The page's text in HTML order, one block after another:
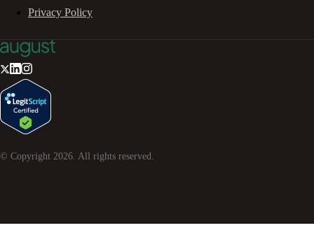
Privacy Policy
© Copyright 2026 . All rights reserved.